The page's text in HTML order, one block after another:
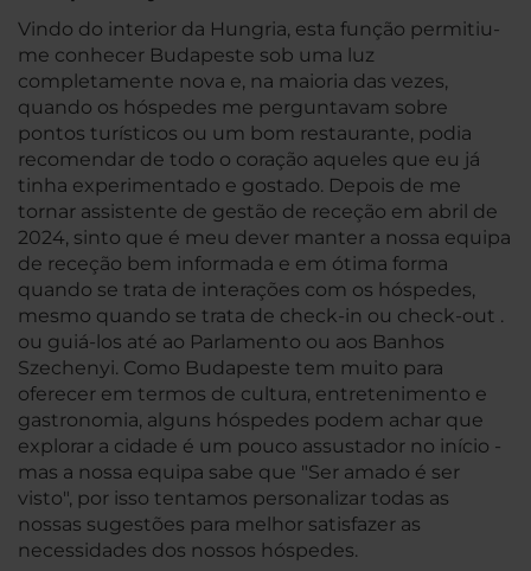
Vindo do interior da Hungria, esta função permitiu-
me conhecer Budapeste sob uma luz
completamente nova e, na maioria das vezes,
quando os hóspedes me perguntavam sobre
pontos turísticos ou um bom restaurante, podia
recomendar de todo o coração aqueles que eu já
tinha experimentado e gostado. Depois de me
tornar assistente de gestão de receção em abril de
2024, sinto que é meu dever manter a nossa equipa
de receção bem informada e em ótima forma
quando se trata de interações com os hóspedes,
mesmo quando se trata de check-in ou check-out .
ou guiá-los até ao Parlamento ou aos Banhos
Szechenyi. Como Budapeste tem muito para
oferecer em termos de cultura, entretenimento e
gastronomia, alguns hóspedes podem achar que
explorar a cidade é um pouco assustador no início -
mas a nossa equipa sabe que "Ser amado é ser
visto", por isso tentamos personalizar todas as
nossas sugestões para melhor satisfazer as
necessidades dos nossos hóspedes.